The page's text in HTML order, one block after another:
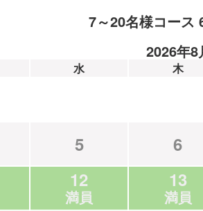
7～20名様コース
2026年8
水 木
5 6
12
満員
13
満員